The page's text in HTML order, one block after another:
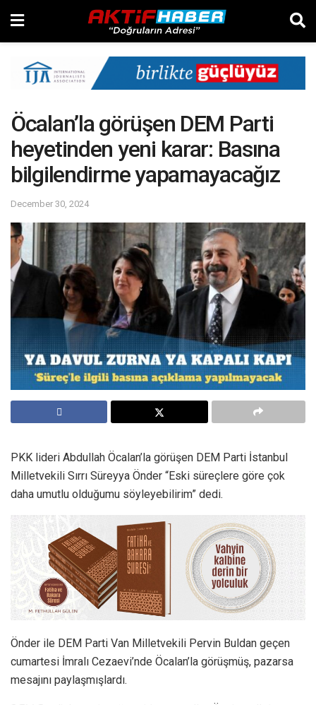
Öcalan’la görüşen DEM Parti
heyetinden yeni karar: Basına
bilgilendirme yapamayacağız
December 30, 2024
PKK lideri Abdullah Öcalan’la görüşen DEM Parti İstanbul
Milletvekili Sırrı Süreyya Önder “Eski süreçlere göre çok
daha umutlu olduğumu söyleyebilirim” dedi.
Önder ile DEM Parti Van Milletvekili Pervin Buldan geçen
cumartesi İmralı Cezaevi’nde Öcalan’la görüşmüş, pazarsa
mesajını paylaşmışlardı.